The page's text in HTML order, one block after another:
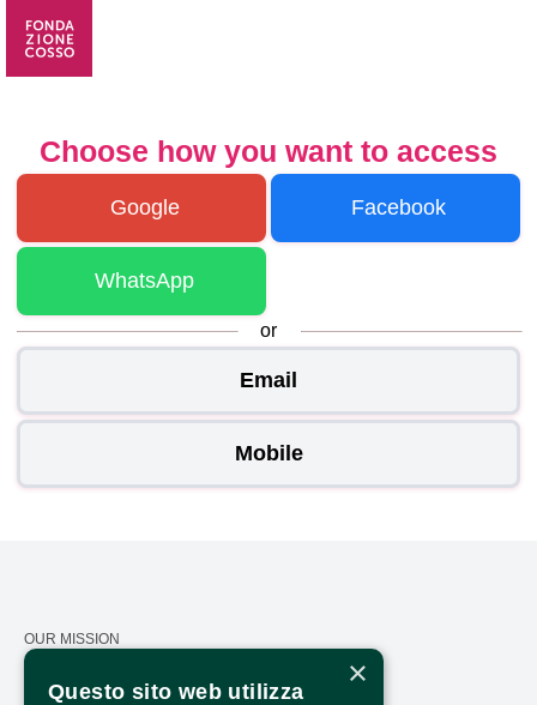
Choose how you want to access
Google Facebook
WhatsApp
or
Email
Mobile
OUR MISSION
×
Questo sito web utilizza